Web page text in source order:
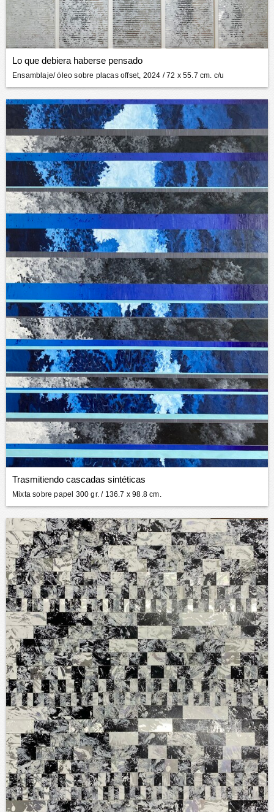
Lo que debiera haberse pensado
Ensamblaje/ óleo sobre placas offset, 2024 / 72 x 55.7 cm. c/u
Trasmitiendo cascadas sintéticas
Mixta sobre papel 300 gr. / 136.7 x 98.8 cm.